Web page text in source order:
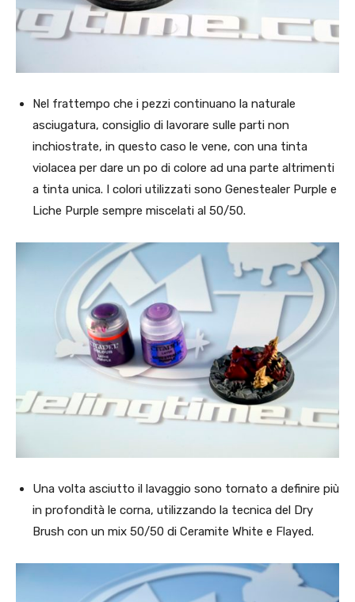
Nel frattempo che i pezzi continuano la naturale
asciugatura, consiglio di lavorare sulle parti non
inchiostrate, in questo caso le vene, con una tinta
violacea per dare un po di colore ad una parte altrimenti
a tinta unica. I colori utilizzati sono Genestealer Purple e
Liche Purple sempre miscelati al 50/50.
Una volta asciutto il lavaggio sono tornato a definire più
in profondità le corna, utilizzando la tecnica del Dry
Brush con un mix 50/50 di Ceramite White e Flayed.